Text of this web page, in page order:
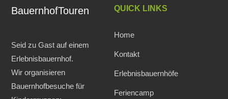
BauernhofTouren
Seid zu Gast auf einem
Erlebnisbauernhof.
Wir organisieren
Bauernhofbesuche für
QUICK LINKS
Home
Kontakt
Erlebnisbauernhöfe
Feriencamp